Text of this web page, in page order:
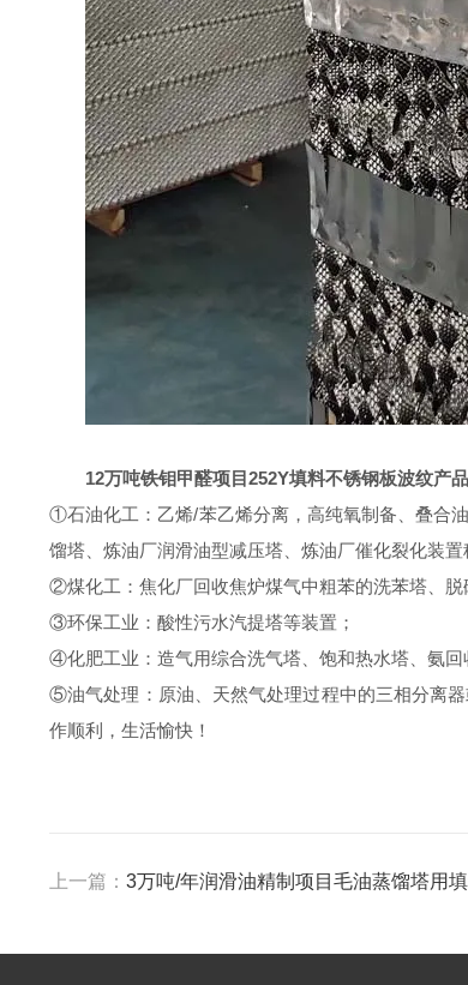
12万吨铁钼甲醛项目252Y填料不锈钢板波纹产品
①石油化工：乙烯/苯乙烯分离，高纯氧制备、叠合
馏塔、炼油厂润滑油型减压塔、炼油厂催化裂化装
②煤化工：焦化厂回收焦炉煤气中粗苯的洗苯塔、
③环保工业：酸性污水汽提塔等装置；
④化肥工业：造气用综合洗气塔、饱和热水塔、氨
⑤油气处理：原油、天然气处理过程中的三相分离
作顺利，生活愉快！
上一篇： 3万吨/年润滑油精制项目毛油蒸馏塔用